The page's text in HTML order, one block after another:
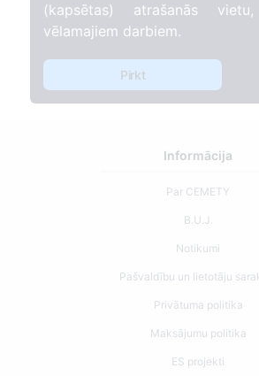
(kapsētas) atrašanās
vēlamajiem darbiem.
Pirkt
Informācija
Par CEMETY
B.U.J.
Notikumi
Pašvaldību un lietotāju
Privātuma politika
Maksājumu politika
ES projekti